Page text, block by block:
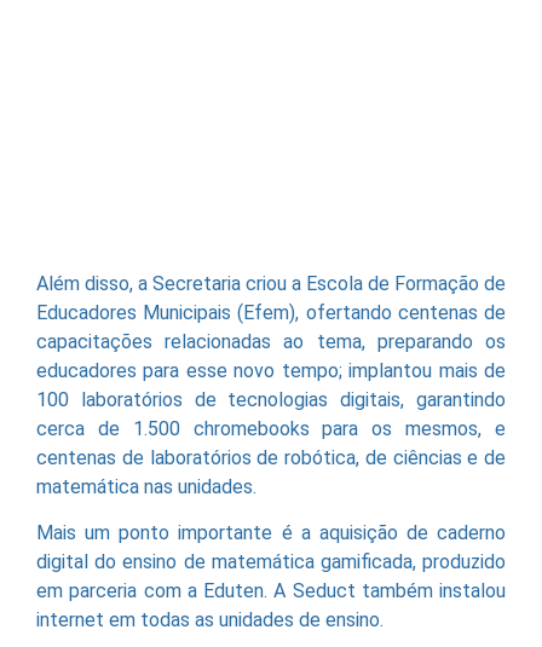
Além disso, a Secretaria criou a Escola de Formação de
Educadores Municipais (Efem), ofertando centenas de
capacitações relacionadas ao tema, preparando os
educadores para esse novo tempo; implantou mais de
100 laboratórios de tecnologias digitais, garantindo
cerca de 1.500 chromebooks para os mesmos, e
centenas de laboratórios de robótica, de ciências e de
matemática nas unidades.
Mais um ponto importante é a aquisição de caderno
digital do ensino de matemática gamificada, produzido
em parceria com a Eduten. A Seduct também instalou
internet em todas as unidades de ensino.